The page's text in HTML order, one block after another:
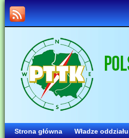
Strona główna Władze oddziału